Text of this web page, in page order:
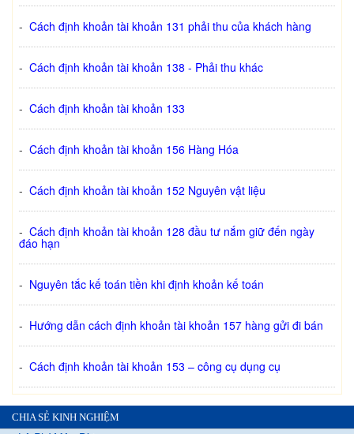
- Cách định khoản tài khoản 131 phải thu của khách hàng
- Cách định khoản tài khoản 138 - Phải thu khác
- Cách định khoản tài khoản 133
- Cách định khoản tài khoản 156 Hàng Hóa
- Cách định khoản tài khoản 152 Nguyên vật liệu
- Cách định khoản tài khoản 128 đầu tư nắm giữ đến ngày
đáo hạn
- Nguyên tắc kế toán tiền khi định khoản kế toán
- Hướng dẫn cách định khoản tài khoản 157 hàng gửi đi bán
- Cách định khoản tài khoản 153 – công cụ dụng cụ
CHIA SẺ KINH NGHIỆM